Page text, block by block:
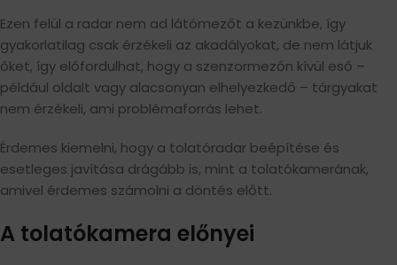
Ezen felül a radar nem ad látómezőt a kezünkbe, így
gyakorlatilag csak érzékeli az akadályokat, de nem látjuk
őket, így előfordulhat, hogy a szenzormezőn kívül eső –
például oldalt vagy alacsonyan elhelyezkedő – tárgyakat
nem érzékeli, ami problémaforrás lehet.
Érdemes kiemelni, hogy a tolatóradar beépítése és
esetleges javítása drágább is, mint a tolatókamerának,
amivel érdemes számolni a döntés előtt.
A tolatókamera előnyei